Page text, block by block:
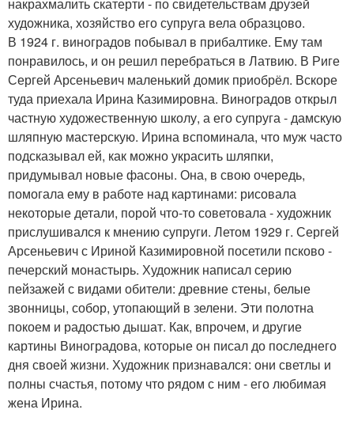
накрахмалить скатерти - по свидетельствам друзей
художника, хозяйство его супруга вела образцово.
В 1924 г. виноградов побывал в прибалтике. Ему там
понравилось, и он решил перебраться в Латвию. В Риге
Сергей Арсеньевич маленький домик приобрёл. Вскоре
туда приехала Ирина Казимировна. Виноградов открыл
частную художественную школу, а его супруга - дамскую
шляпную мастерскую. Ирина вспоминала, что муж часто
подсказывал ей, как можно украсить шляпки,
придумывал новые фасоны. Она, в свою очередь,
помогала ему в работе над картинами: рисовала
некоторые детали, порой что-то советовала - художник
прислушивался к мнению супруги. Летом 1929 г. Сергей
Арсеньевич с Ириной Казимировной посетили псково -
печерский монастырь. Художник написал серию
пейзажей с видами обители: древние стены, белые
звонницы, собор, утопающий в зелени. Эти полотна
покоем и радостью дышат. Как, впрочем, и другие
картины Виноградова, которые он писал до последнего
дня своей жизни. Художник признавался: они светлы и
полны счастья, потому что рядом с ним - его любимая
жена Ирина.